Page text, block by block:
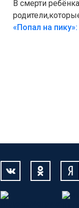
В смерти
что такое